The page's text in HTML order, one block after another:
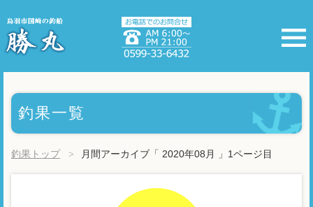
釣果一覧
釣果トップ 月間アーカイブ「 2020年08月 」1ページ目